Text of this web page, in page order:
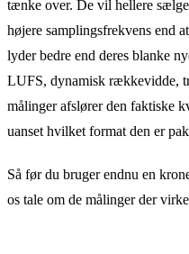
tænke over. De vil hellere
højere samplingsfrekvens end
lyder bedre end deres blanke
LUFS, dynamisk rækkevidde,
målinger afslører den faktiske
uanset hvilket format den er
Så før du bruger endnu en
os tale om de målinger der